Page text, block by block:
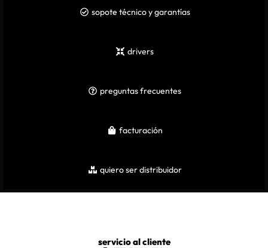
sopote técnico y garantías
drivers
preguntas frecuentes
facturación
quiero ser distribuidor
servicio al cliente